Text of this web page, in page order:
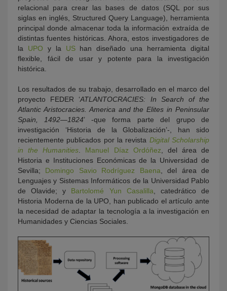
relacional para crear las bases de datos (SQL por sus
siglas en inglés, Structured Query Language), herramienta
principal donde almacenar toda la información extraída de
distintas fuentes históricas. Ahora, estos investigadores de
la UPO y la UShan diseñado una herramienta digital
flexible, fácil de usar y potente para la investigación
histórica.
Los resultados de su trabajo, desarrollado en el marco del
proyecto FEDER ‘ATLANTOCRACIES: In Search of the
Atlantic Aristocracies. America and the Elites in Peninsular
Spain, 1492—1824’ -que forma parte del grupo de
investigación ‘Historia de la Globalización’-, han sido
recientemente publicados por la revista Digital Scholarship
in the Humanities
Manuel Díaz Ordóñez , del área de
Historia e Instituciones Económicas de la Universidad de
Sevilla; Domingo Savio Rodríguez Baena , del área de
Lenguajes y Sistemas Informáticos de la Universidad Pablo
de Olavide; y Bartolomé Yun Casalilla , catedrático de
Historia Moderna de la UPO, han publicado el artículo ante
la necesidad de adaptar la tecnología a la investigación en
Humanidades y Ciencias Sociales.